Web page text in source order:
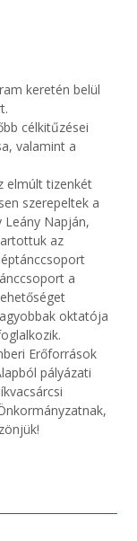
keretén belül
célkitűzései
valamint a
elmúlt tizenkét
szerepeltek a
Leány Napján,
az
a
oktatója
Erőforrások
pályázati